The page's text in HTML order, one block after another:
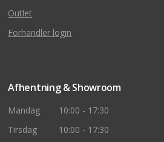
Outlet
Forhandler login
Afhentning & Showroom
Mandag
10:00 - 17:30
Tirsdag
10:00 - 17:30